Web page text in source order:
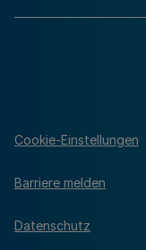
Cookie-Einstellungen
Barriere melden
Datenschutz